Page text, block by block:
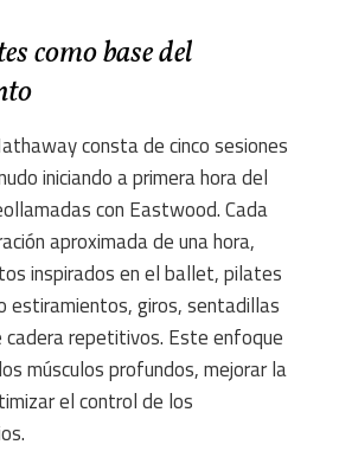
como base del
consta de cinco sesiones
iniciando a primera hora del
con Eastwood. Cada
aproximada de una hora,
inspirados en el ballet, pilates
estiramientos, giros, sentadillas
cadera repetitivos. Este enfoque
músculos profundos, mejorar la
el control de los